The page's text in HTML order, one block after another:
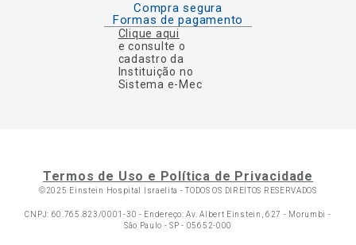
Compra segura
Formas de pagamento
Clique aqui
e consulte o
cadastro da
Instituição no
Sistema e-Mec
Termos de Uso e Política de Privacidade
©2025 Einstein Hospital Israelita -TODOS OS DIREITOS RESERVADOS
CNPJ: 60.765.823/0001-30 - Endereço: Av. Albert Einstein, 627 - Morumbi -
São Paulo - SP - 05652-000